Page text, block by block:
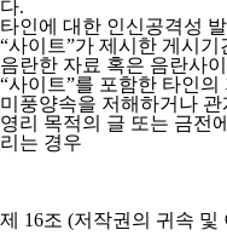
다.
타인에 대한 인신공격성
“사이트”가 제시한 게시
음란한 자료 혹은 음란사
“사이트”를 포함한 타인
미풍양속을 저해하거나
영리 목적의 글 또는 금전
리는 경우
제 16조 (저작권의 귀속 및